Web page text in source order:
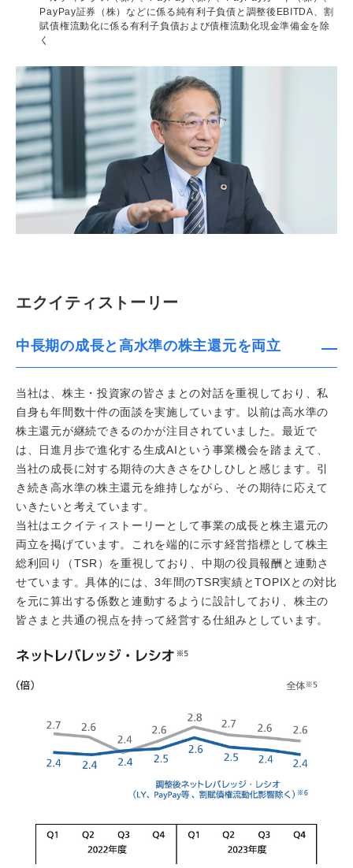
PayPay証券（株）などに係る純有利子負債と調整後EBITDA、割
賦債権流動化に係る有利子負債および債権流動化現金準備金を除
く
エクイティストーリー
中長期の成長と高水準の株主還元を両立
当社は、株主・投資家の皆さまとの対話を重視しており、私
自身も年間数十件の面談を実施しています。以前は高水準の
株主還元が継続できるのかが注目されていました。最近で
は、日進月歩で進化する生成AIという事業機会を踏まえて、
当社の成長に対する期待の大きさをひしひしと感じます。引
き続き高水準の株主還元を維持しながら、その期待に応えて
いきたいと考えています。
当社はエクイティストーリーとして事業の成長と株主還元の
両立を掲げています。これを端的に示す経営指標として株主
総利回り（TSR）を重視しており、中期の役員報酬と連動さ
せています。具体的には、3年間のTSR実績とTOPIXとの対比
を元に算出する係数と連動するように設計しており、株主の
皆さまと共通の視点を持って経営する仕組みとしています。